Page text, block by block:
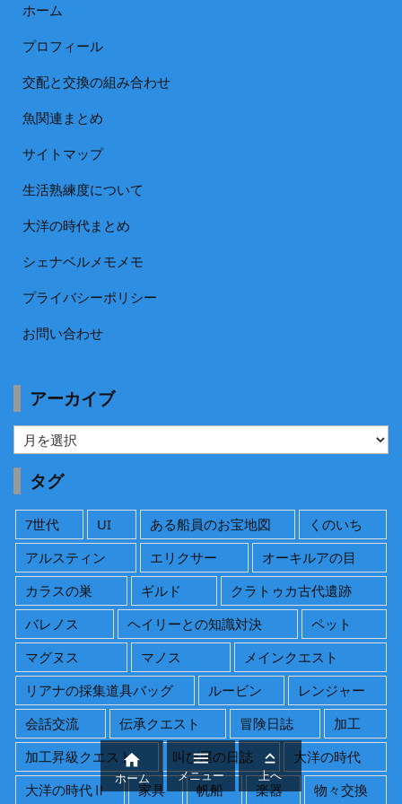
ホーム
プロフィール
交配と交換の組み合わせ
魚関連まとめ
サイトマップ
生活熟練度について
大洋の時代まとめ
シェナベルメモメモ
プライバシーポリシー
お問い合わせ
アーカイブ
ー
カ
イ
ブ
タグ
7世代 UI ある船員のお宝地図
くのいち
アルスティン
エリクサー
オーキルアの目
カラスの巣
ギルド
クラトゥカ古代遺跡
バレノス
ヘイリーとの知識対決
ペット
マグヌス
マノス
メインクエスト
リアナの採集道具バッグ
ルービン
レンジャー
会話交流
伝承クエスト 冒険日誌
加工
加工昇級クエスト
叫び屋の日誌
大洋の時代
大洋の時代Ⅱ
家具 帆船 楽器 物々交換

ホーム

メニュー

上へ